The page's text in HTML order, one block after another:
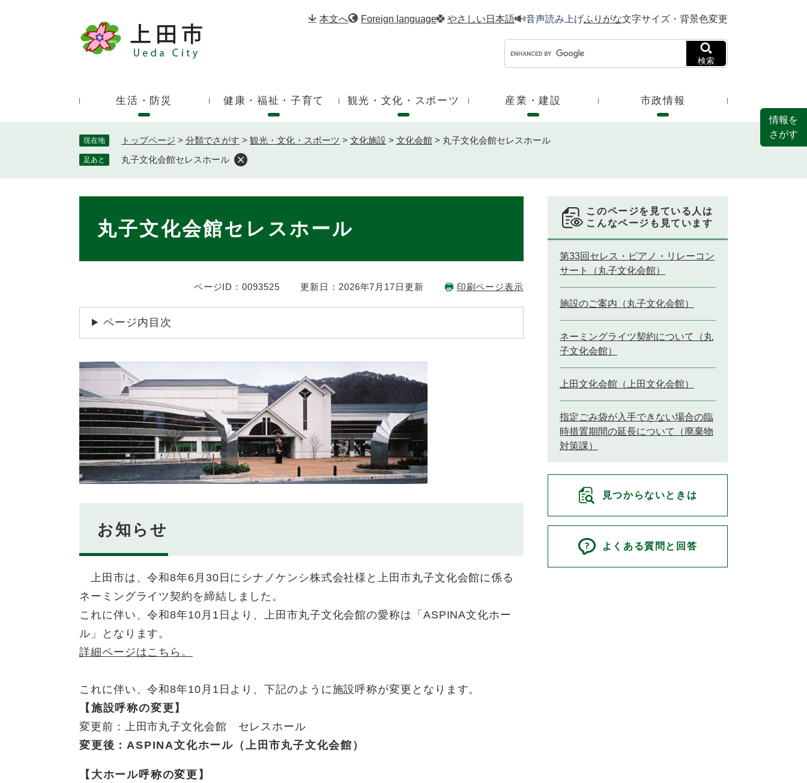
。
本文へ Foreign language やさしい日本語 音声読み上げふりがな文字サイズ・背景色変更
ド
検索
生活・防災 健康・福祉・子育て 観光・文化・スポーツ 産業・建設 市政情報
現在地 トップページ > 分類でさがす > 観光・文化・スポーツ > 文化施設 > 文化会館 > 丸子文化会館セレスホール
足あと 丸子文化会館セレスホール
丸子文化会館セレスホール
ページID：0093525 更新日：2026年7月17日更新 印刷ページ表示
ページ内目次
お知らせ
上田市は、令和8年6月30日にシナノケンシ株式会社様と上田市丸子文化会館に係る
ネーミングライツ契約を締結しました。
これに伴い、令和8年10月1日より、上田市丸子文化会館の愛称は「ASPINA文化ホー
ル」となります。
詳細ページはこちら。
これに伴い、令和8年10月1日より、下記のように施設呼称が変更となります。
【施設呼称の変更】
変更前：上田市丸子文化会館 セレスホール
変更後：ASPINA文化ホール（上田市丸子文化会館）
【大ホール呼称の変更】
このページを見ている人は
こんなページも見ています
第33回セレス・ピアノ・リレーコン
サート（丸子文化会館）
施設のご案内（丸子文化会館）
ネーミングライツ契約について（丸
子文化会館）
上田文化会館（上田文化会館）
指定ごみ袋が入手できない場合の臨
時措置期間の延長について（廃棄物
対策課）
見つからないときは
よくある質問と回答
情報を
さがす